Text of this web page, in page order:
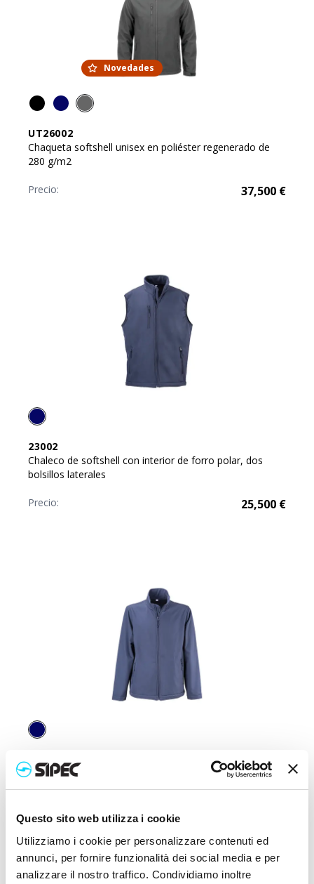
Questo sito web utilizza i cookie
Utilizziamo i cookie per personalizzare contenuti ed
annunci, per fornire funzionalità dei social media e per
analizzare il nostro traffico. Condividiamo inoltre
Novedades
UT26002
Chaqueta softshell unisex en poliéster regenerado de
280 g/m2
Precio: 37,500 €
23002
Chaleco de softshell con interior de forro polar, dos
bolsillos laterales
Precio: 25,500 €
23001
Chaqueta softshell con forro polar, dos bolsillos
laterales y cremallera
Precio: